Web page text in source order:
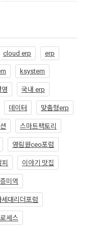
cloud erp
erp
ksystem
국내 erp
데이터
맞춤형erp
스마트팩토리
영림원ceo포럼
이야기 맛집
증미역
세대리더포럼
세스